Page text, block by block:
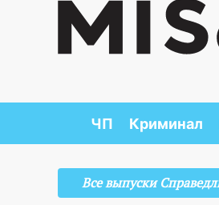
ЧП Криминал
Все выпуски